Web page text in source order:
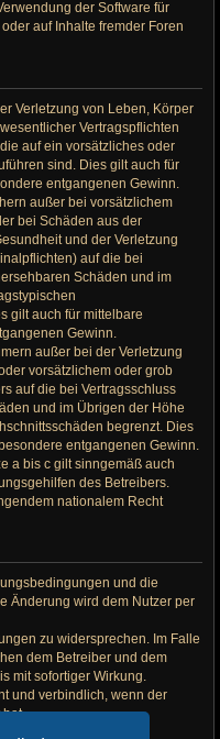
der Software für
auf Inhalte fremder Foren
Verletzung von Leben, Körper
Vertragspflichten
auf ein vorsätzliches oder
sind. Dies gilt auch für
entgangenen Gewinn.
außer bei vorsätzlichem
bei Schäden aus der
und der Verletzung
auf die bei
Schäden und im
gilt auch für mittelbare
Gewinn.
außer bei der Verletzung
vorsätzlichem oder grob
auf die bei Vertragsschluss
und im Übrigen der Höhe
begrenzt. Dies
entgangenen Gewinn.
a bis c gilt sinngemäß auch
des Betreibers.
nationalem Recht
und die
Änderung wird dem Nutzer per
zu widersprechen. Im Falle
dem Betreiber und dem
mit sofortiger Wirkung.
und verbindlich, wenn der
hat.